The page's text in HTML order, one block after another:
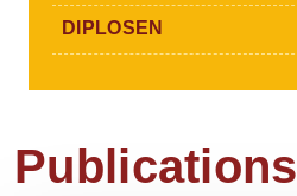
DIPLOSEN
Publications